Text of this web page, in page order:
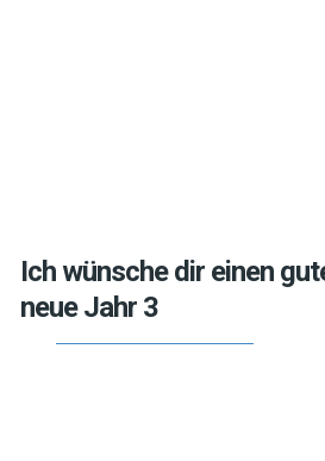
Ich wünsche dir einen
neue Jahr 3